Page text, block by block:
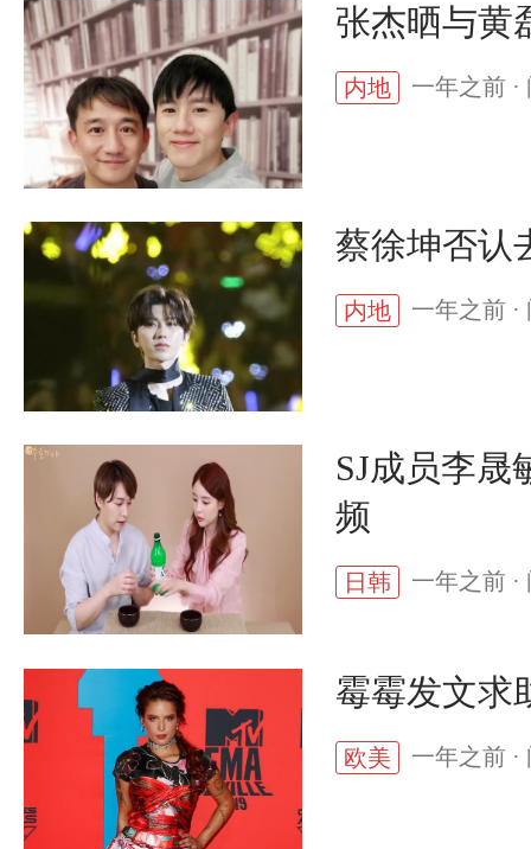
张杰晒与黄
内地 一年之前 ·
蔡徐坤否认
内地 一年之前 ·
SJ成员李晟
频
日韩 一年之前 ·
霉霉发文求
欧美 一年之前 ·